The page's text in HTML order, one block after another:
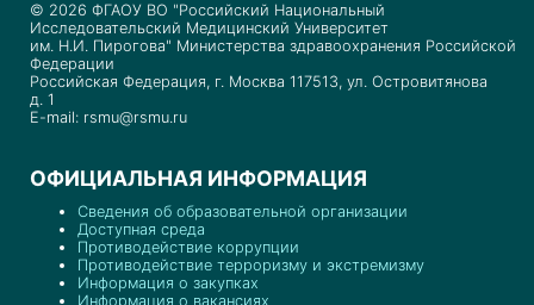
© 2026 ФГАОУ ВО "Российский Национальный
Исследовательский Медицинский Университет
им. Н.И. Пирогова" Министерства здравоохранения Российской
Федерации
Российская Федерация, г. Москва 117513, ул. Островитянова
д. 1
E-mail: rsmu@rsmu.ru
ОФИЦИАЛЬНАЯ ИНФОРМАЦИЯ
Сведения об образовательной организации
Доступная среда
Противодействие коррупции
Противодействие терроризму и экстремизму
Информация о закупках
Информация о вакансиях